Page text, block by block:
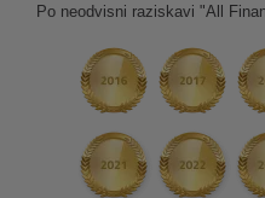
Po neodvisni raziskavi "All